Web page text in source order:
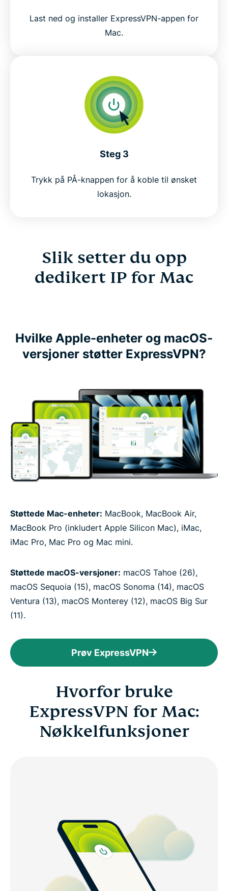
Last ned og installer ExpressVPN-appen for
Mac.
Steg 3
Trykk på PÅ-knappen for å koble til ønsket
lokasjon.
Slik setter du opp
dedikert IP for Mac
Hvilke Apple-enheter og macOS-
versjoner støtter ExpressVPN?
Støttede Mac-enheter: MacBook, MacBook Air,
MacBook Pro (inkludert Apple Silicon Mac), iMac,
iMac Pro, Mac Pro og Mac mini.
Støttede macOS-versjoner: macOS Tahoe (26),
macOS Sequoia (15), macOS Sonoma (14), macOS
Ventura (13), macOS Monterey (12), macOS Big Sur
(11).
Prøv ExpressVPN
Hvorfor bruke
ExpressVPN for Mac:
Nøkkelfunksjoner